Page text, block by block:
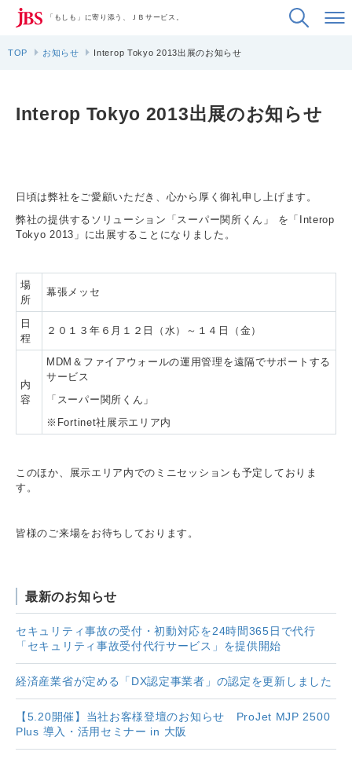
「もしも」に寄り添う、ＪＢサービス。
TOP お知らせ Interop Tokyo 2013出展のお知らせ
Interop Tokyo 2013出展のお知らせ
日頃は弊社をご愛顧いただき、心から厚く御礼申し上げます。
弊社の提供するソリューション「スーパー関所くん」 を「Interop
Tokyo 2013」に出展することになりました。
場
所
幕張メッセ
日
程
２０１３年６月１２日（水）～１４日（金）
内
容
MDM＆ファイアウォールの運用管理を遠隔でサポートする
サービス
「スーパー関所くん」
※Fortinet社展示エリア内
このほか、展示エリア内でのミニセッションも予定しておりま
す。
皆様のご来場をお待ちしております。
最新のお知らせ
セキュリティ事故の受付・初動対応を24時間365日で代行
「セキュリティ事故受付代行サービス」を提供開始
経済産業省が定める「DX認定事業者」の認定を更新しました
【5.20開催】当社お客様登壇のお知らせ ProJet MJP 2500
Plus 導入・活用セミナー in 大阪